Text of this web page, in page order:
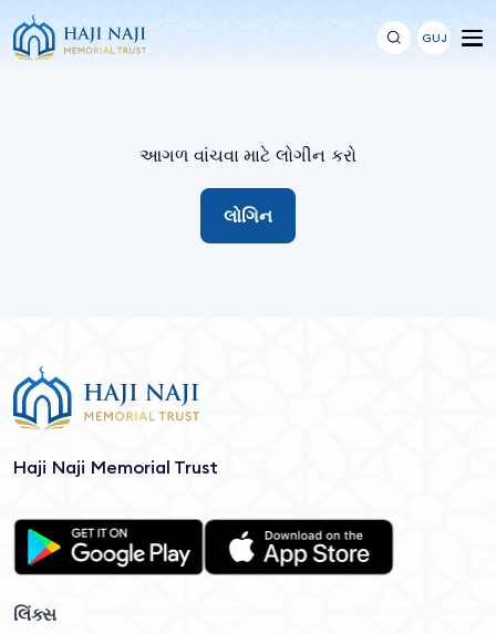
GUJ
આગળ વાંચવા માટે લોગીન કરો
લોગિન
Haji Naji Memorial Trust
લિંક્સ